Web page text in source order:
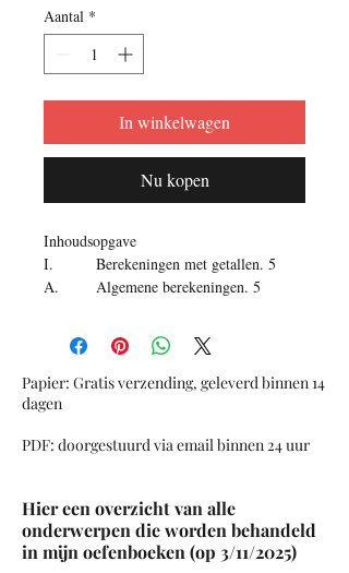
Aantal *
In winkelwagen
Nu kopen
Inhoudsopgave
I. Berekeningen met getallen. 5
A. Algemene berekeningen. 5
C. Machten
.61
D. Vierkantswortels en wortels
II.
Bewerkingen met getallen.78
A. Algemene bewerkingen
C. Merkwaardige producten.98
E. Evenredigheden. 110
F. Vraagstukken met getallen.115
G. Omzetten van maten (lengte,
Papier: Gratis verzending, geleverd binnen 14
dagen
PDF: doorgestuurd via email binnen 24 uur
Hier een overzicht van alle
onderwerpen die worden behandeld
in mijn oefenboeken (op 3/11/2025)